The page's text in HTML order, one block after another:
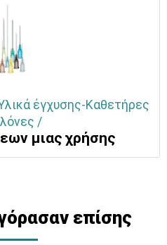
έγχυσης-Καθετήρες
/
μιας χρήσης
επίσης